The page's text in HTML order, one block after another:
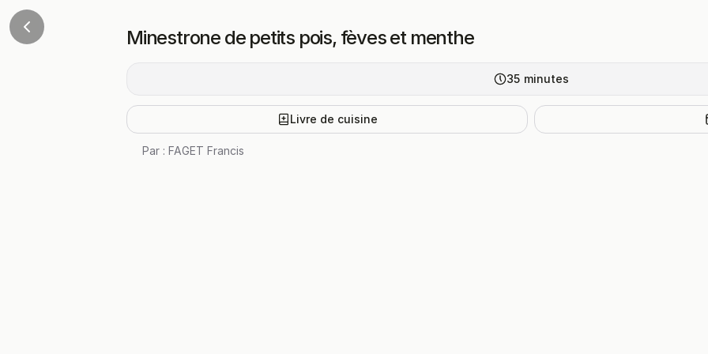
Minestrone de petits pois, fèves et menthe
35 minutes
Livre de cuisine
Par : FAGET Francis